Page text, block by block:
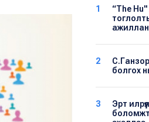
1
“The
2
болгох
3
Эрт